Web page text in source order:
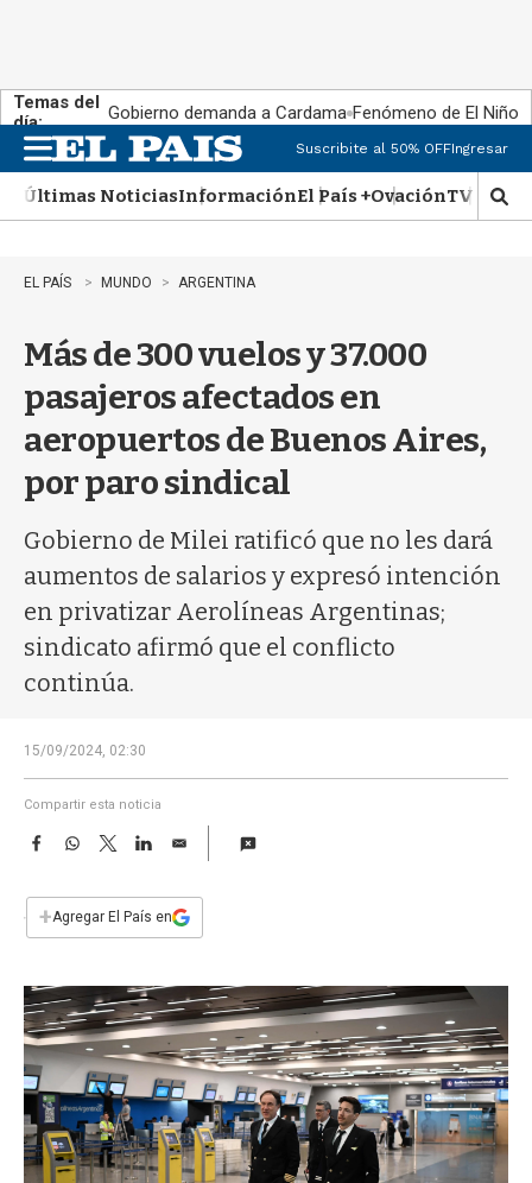
Temas del
día:
Gobierno demanda a Cardama Fenómeno de El Niño
n
u
Suscribite al 50% OFFIngresar
Últimas NoticiasInformaciónEl País +OvaciónTV Show
M
o
EL PAÍS MUNDO ARGENTINA
Más de 300 vuelos y 37.000
pasajeros afectados en
aeropuertos de Buenos Aires,
por paro sindical
Gobierno de Milei ratificó que no les dará
aumentos de salarios y expresó intención
en privatizar Aerolíneas Argentinas;
sindicato afirmó que el conflicto
continúa.
15/09/2024, 02:30
Compartir esta noticia
F
e
b
k
W
s
p
T
w
t
L
n
E
i
l
+Agregar El País en